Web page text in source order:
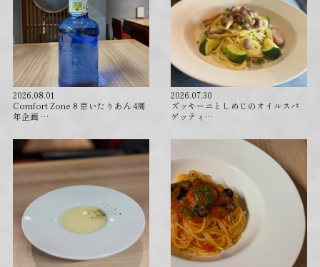
2026.08.01
Comfort Zone 8 京いたりあん 4周
年企画 …
2026.07.30
ズッキーニとしめじのオイルスパ
ゲッティ…